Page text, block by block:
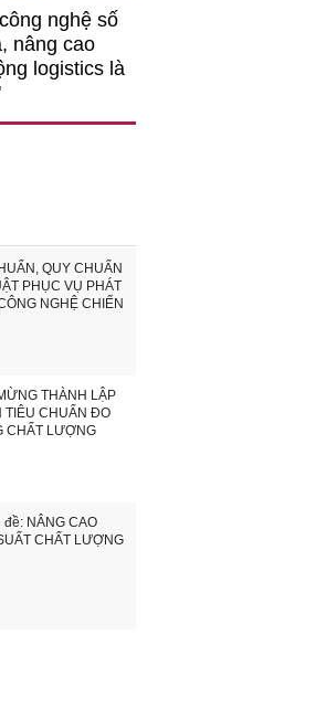
nghệ số
cao
logistics là
QUY CHUẨN
PHỤC VỤ PHÁT
NGHỆ CHIẾN
THÀNH LẬP
TIÊU CHUẨN ĐO
CHẤT LƯỢNG
đề: NÂNG CAO
CHẤT LƯỢNG